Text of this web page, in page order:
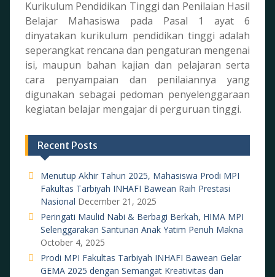
Kurikulum Pendidikan Tinggi dan Penilaian Hasil
Belajar Mahasiswa pada Pasal 1 ayat 6
dinyatakan kurikulum pendidikan tinggi adalah
seperangkat rencana dan pengaturan mengenai
isi, maupun bahan kajian dan pelajaran serta
cara penyampaian dan penilaiannya yang
digunakan sebagai pedoman penyelenggaraan
kegiatan belajar mengajar di perguruan tinggi.
Recent Posts
Menutup Akhir Tahun 2025, Mahasiswa Prodi MPI
Fakultas Tarbiyah INHAFI Bawean Raih Prestasi
Nasional December 21, 2025
Peringati Maulid Nabi & Berbagi Berkah, HIMA MPI
Selenggarakan Santunan Anak Yatim Penuh Makna
October 4, 2025
Prodi MPI Fakultas Tarbiyah INHAFI Bawean Gelar
GEMA 2025 dengan Semangat Kreativitas dan